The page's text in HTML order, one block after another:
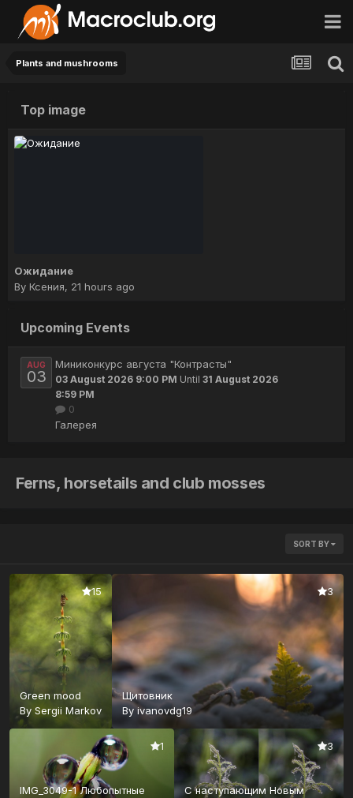
Plants and mushrooms
Top image
Ожидание
By Ксения, 21 hours ago
Upcoming Events
AUG
03
Миниконкурс августа "Контрасты"
03 August 2026 9:00 PM Until 31 August 2026
8:59 PM
0
Галерея
Ferns, horsetails and club mosses
SORT BY
15
Green mood
By Sergii Markov
3
Щитовник
Byivanovdg19
1
IMG_3049-1 Любопытные
3
С наступающим Новым